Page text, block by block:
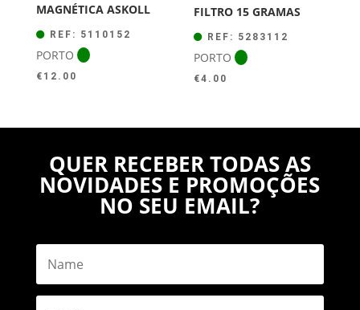
MAGNÉTICA ASKOLL
REF: 5110152
PORTO
€ 12.00
FILTRO 15 GRAMAS
REF: 5283112
PORTO
€4.00
QUER RECEBER TODAS AS
NOVIDADES E PROMOÇÕES
NO SEU EMAIL?